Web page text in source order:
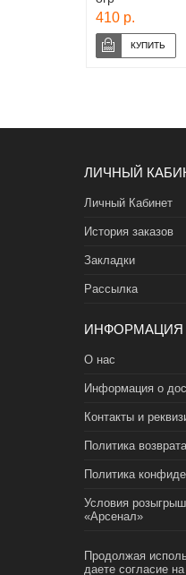
410 р.
ЛИЧНЫЙ
Личный Кабинет
История заказов
Закладки
Рассылка
ИНФОРМАЦИЯ
О нас
Информация о
Контакты и
Политика
Политика
Условия
«Арсенал»
Продолжая
даете согласие